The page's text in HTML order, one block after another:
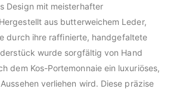
Design mit meisterhafter
aus butterweichem Leder,
durch ihre raffinierte, handgefaltete
wurde sorgfältig von Hand
dem Kos-Portemonnaie ein luxuriöses,
verliehen wird. Diese präzise